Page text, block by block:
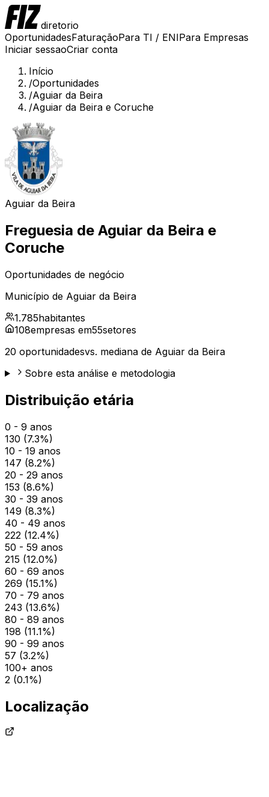
diretorio
OportunidadesFaturaçãoPara TI / ENIPara Empresas
Iniciar sessaoCriar conta
Início
/Oportunidades
/Aguiar da Beira
/Aguiar da Beira e Coruche
Aguiar da Beira
Freguesia de Aguiar da Beira e
Coruche
Oportunidades de negócio
Município de Aguiar da Beira
1.785habitantes
108empresas em55setores
20 oportunidadesvs. mediana de Aguiar da Beira
Sobre esta análise e metodologia
Distribuição etária
0 - 9 anos
130 (7.3%)
10 - 19 anos
147 (8.2%)
20 - 29 anos
153 (8.6%)
30 - 39 anos
149 (8.3%)
40 - 49 anos
222 (12.4%)
50 - 59 anos
215 (12.0%)
60 - 69 anos
269 (15.1%)
70 - 79 anos
243 (13.6%)
80 - 89 anos
198 (11.1%)
90 - 99 anos
57 (3.2%)
100+ anos
2 (0.1%)
Localização